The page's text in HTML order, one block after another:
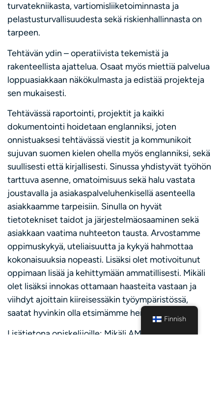
turvatekniikasta, vartiomisliiketoiminnasta ja
pelastusturvallisuudesta sekä riskienhallinnasta on
tarpeen.
Tehtävän ydin – operatiivista tekemistä ja
rakenteellista ajattelua. Osaat myös miettiä palvelua
loppuasiakkaan näkökulmasta ja edistää projekteja
sen mukaisesti.
Tehtävässä raportointi, projektit ja kaikki
dokumentointi hoidetaan englanniksi, joten
onnistuaksesi tehtävässä viestit ja kommunikoit
sujuvan suomen kielen ohella myös englanniksi, sekä
suullisesti että kirjallisesti. Sinussa yhdistyvät työhön
tarttuva asenne, omatoimisuus sekä halu vastata
joustavalla ja asiakaspalveluhenkisellä asenteella
asiakkaamme tarpeisiin. Sinulla on hyvät
tietotekniset taidot ja järjestelmäosaaminen sekä
asiakkaan vaatima nuhteeton tausta. Arvostamme
oppimuskykyä, uteliaisuutta ja kykyä hahmottaa
kokonaisuuksia nopeasti. Lisäksi olet motivoitunut
oppimaan lisää ja kehittymään ammatillisesti. Mikäli
olet lisäksi innokas ottamaan haasteita vastaan ja
viihdyt ajoittain kiireisessäkin työympäristössä,
saatat hyvinkin olla etsimämme henkilö.
Lisätietona opiskelijoille: Mikäli AMK- tai YAMK-
Finnish